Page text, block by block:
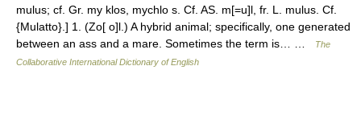
mulus; cf. Gr. my klos, mychlo s. Cf. AS. m[=u]l, fr. L. mulus. Cf.
{Mulatto}.] 1. (Zo[ o]l.) A hybrid animal; specifically, one generated
between an ass and a mare. Sometimes the term is… …
The
Collaborative International Dictionary of English